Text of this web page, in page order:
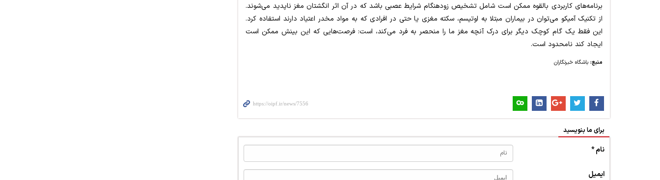
برنامه‌های کاربردی بالقوه ممکن است شامل تشخیص زودهنگام شرایط عصبی باشد که در آن اثر انگشتان مغز ناپدید می‌شوند.
از تکنیک آمیکو می‌توان در بیماران مبتلا به اوتیسم، سکته مغزی یا حتی در افرادی که به مواد مخدر اعتیاد دارند استفاده کرد.
این فقط یک گام کوچک دیگر برای درک آنچه مغز ما را منحصر به فرد می‌کند، است: فرصت‌هایی که این بینش ممکن است
ایجاد کند نامحدود است.
منبع: باشگاه خبرنگاران
برای ما بنویسید
نام *
ایمیل